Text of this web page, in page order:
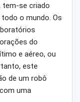
tem-se criado
o mundo. Os
do
e aéreo, ou
este
de um robô
uma